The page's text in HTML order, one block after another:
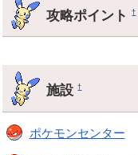
攻略ポイント†
施設†
ポケモンセンター